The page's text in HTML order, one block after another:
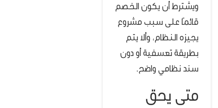
ويشترط أن يكون الخصم
قائمًا على سبب مشروع
يجيزه النظام، وألا يتم
بطريقة تعسفية أو دون
سند نظامي واضح.
متى يحق